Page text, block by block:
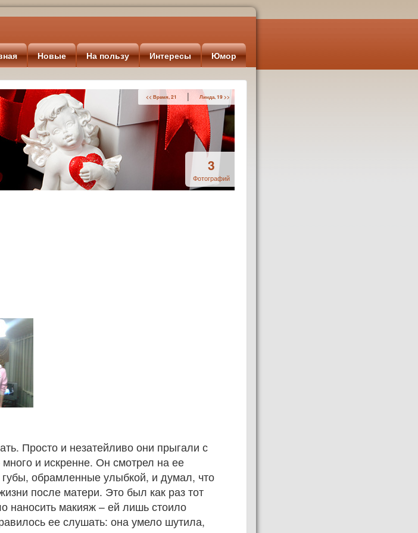
Новые На пользу Интересы Юмор
<< Время, 21 | Линда, 19 >>
3
Фотографий
Просто и незатейливо они прыгали с
и искренне. Он смотрел на ее
обрамленные улыбкой, и думал, что
после матери. Это был как раз тот
наносить макияж – ей лишь стоило
ее слушать: она умело шутила,